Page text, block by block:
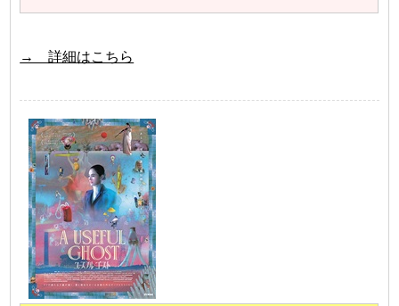
→ 詳細はこちら